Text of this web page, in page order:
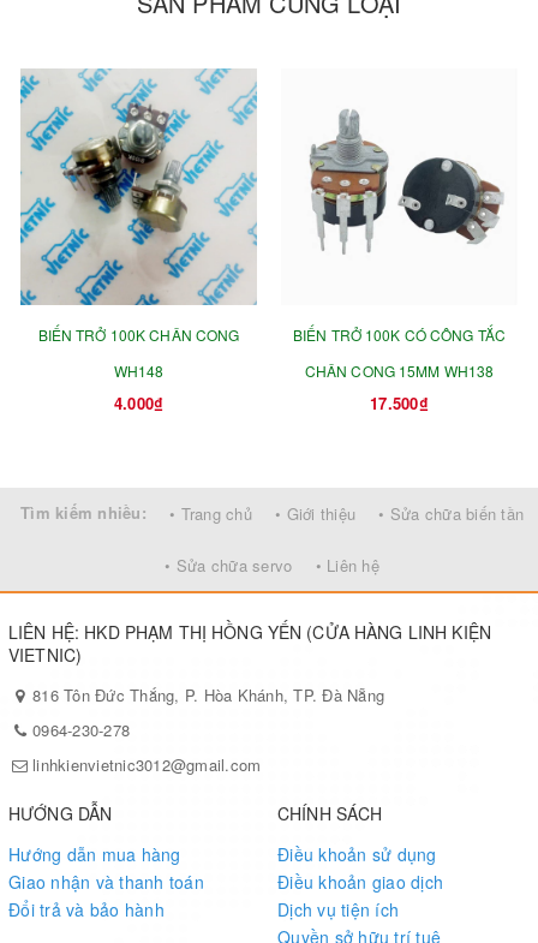
BIẾN TRỞ 100K CHÂN CONG
WH148
4.000₫
BIẾN TRỞ 100K CÓ CÔNG TẮC
CHÂN CONG 15MM WH138
17.500₫
Tìm kiếm nhiều: • Trang chủ • Giới thiệu • Sửa chữa biến tần
• Sửa chữa servo • Liên hệ
LIÊN HỆ: HKD PHẠM THỊ HỒNG YẾN (CỬA HÀNG LINH KIỆN
VIETNIC)
816 Tôn Đức Thắng, P. Hòa Khánh, TP. Đà Nẵng
0964-230-278
linhkienvietnic3012@gmail.com
HƯỚNG DẪN
Hướng dẫn mua hàng
Giao nhận và thanh toán
Đổi trả và bảo hành
CHÍNH SÁCH
Điều khoản sử dụng
Điều khoản giao dịch
Dịch vụ tiện ích
Quyền sở hữu trí tuệ